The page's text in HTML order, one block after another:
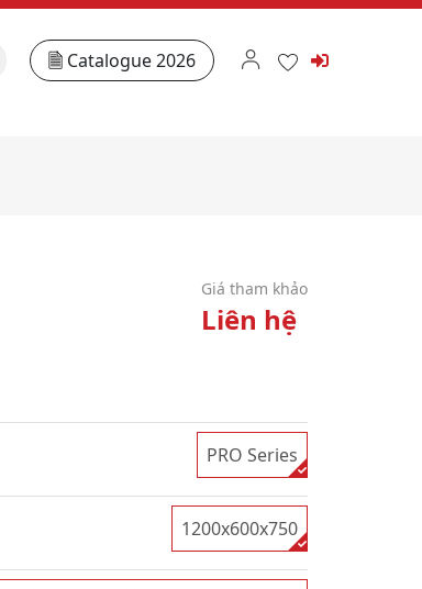
Catalogue 2026
Giá tham khảo
Liên hệ
PRO Series
1200x600x750